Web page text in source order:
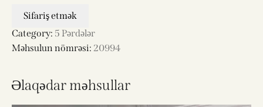
Sifariş etmək
Category: 5 Pərdələr
Məhsulun nömrəsi: 20994
Əlaqədar məhsullar